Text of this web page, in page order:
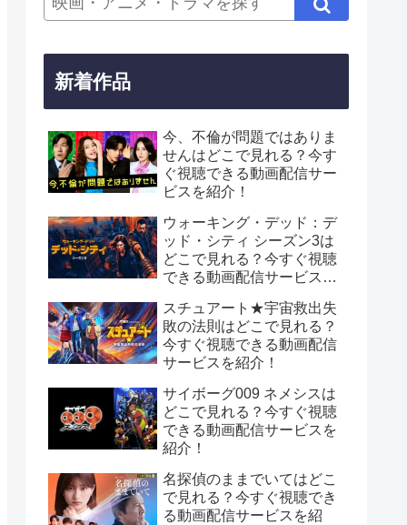
新着作品
今、不倫が問題ではありま
せんはどこで見れる？今す
ぐ視聴できる動画配信サー
ビスを紹介！
ウォーキング・デッド：デ
ッド・シティ シーズン3は
どこで見れる？今すぐ視聴
できる動画配信サービスを
スチュアート★宇宙救出失
敗の法則はどこで見れる？
今すぐ視聴できる動画配信
サービスを紹介！
サイボーグ009 ネメシスは
どこで見れる？今すぐ視聴
できる動画配信サービスを
紹介！
名探偵のままでいてはどこ
で見れる？今すぐ視聴でき
る動画配信サービスを紹